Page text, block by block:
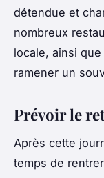
détendue et
nombreux
locale, ainsi
ramener un
Prévoir le
Après cette
temps de